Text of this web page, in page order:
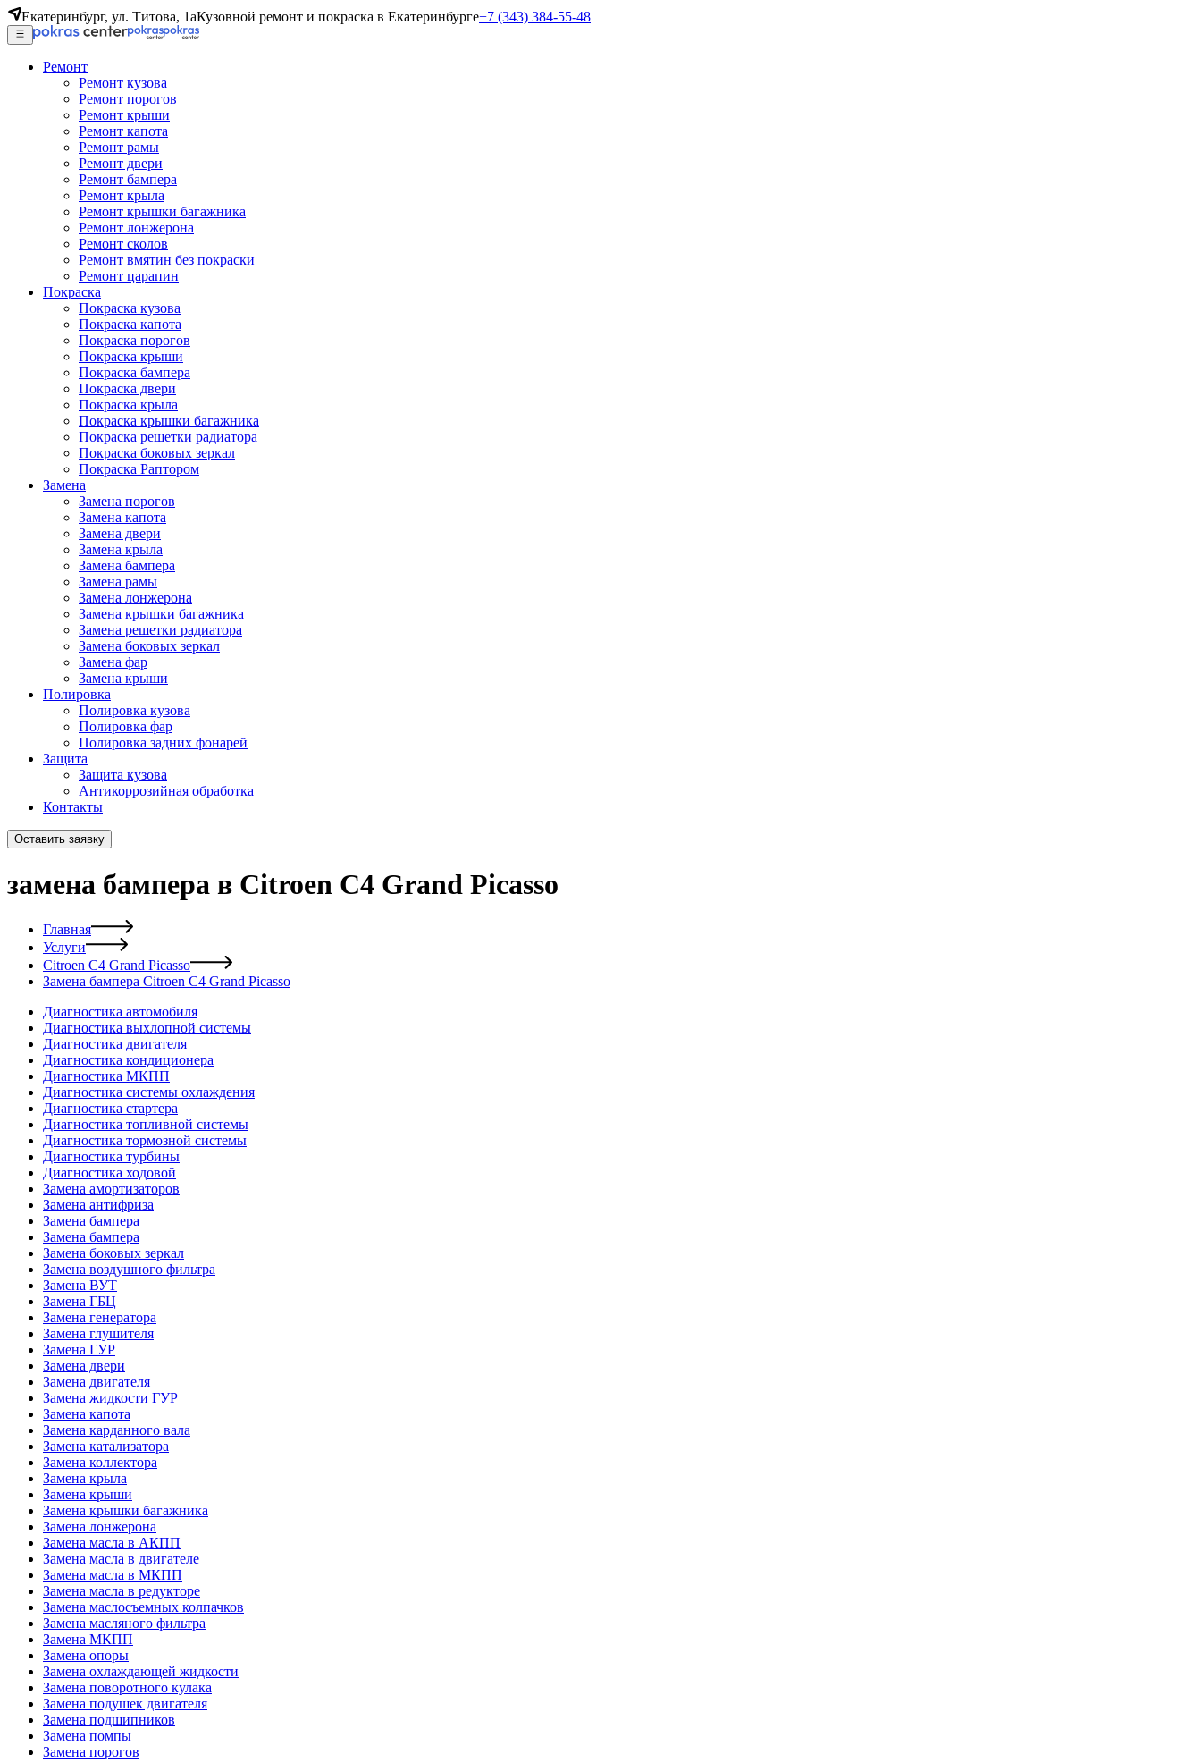
Екатеринбург, ул. Титова, 1аКузовной ремонт и покраска в Екатеринбурге+7 (343) 384-55-48
Ремонт
Ремонт кузова
Ремонт порогов
Ремонт крыши
Ремонт капота
Ремонт рамы
Ремонт двери
Ремонт бампера
Ремонт крыла
Ремонт крышки багажника
Ремонт лонжерона
Ремонт сколов
Ремонт вмятин без покраски
Ремонт царапин
Покраска
Покраска кузова
Покраска капота
Покраска порогов
Покраска крыши
Покраска бампера
Покраска двери
Покраска крыла
Покраска крышки багажника
Покраска решетки радиатора
Покраска боковых зеркал
Покраска Раптором
Замена
Замена порогов
Замена капота
Замена двери
Замена крыла
Замена бампера
Замена рамы
Замена лонжерона
Замена крышки багажника
Замена решетки радиатора
Замена боковых зеркал
Замена фар
Замена крыши
Полировка
Полировка кузова
Полировка фар
Полировка задних фонарей
Защита
Защита кузова
Антикоррозийная обработка
Контакты
Оставить заявку
замена бампера в Citroen C4 Grand Picasso
Главная
Услуги
Citroen C4 Grand Picasso
Замена бампера Citroen C4 Grand Picasso
Диагностика автомобиля
Диагностика выхлопной системы
Диагностика двигателя
Диагностика кондиционера
Диагностика МКПП
Диагностика системы охлаждения
Диагностика стартера
Диагностика топливной системы
Диагностика тормозной системы
Диагностика турбины
Диагностика ходовой
Замена амортизаторов
Замена антифриза
Замена бампера
Замена бампера
Замена боковых зеркал
Замена воздушного фильтра
Замена ВУТ
Замена ГБЦ
Замена генератора
Замена глушителя
Замена ГУР
Замена двери
Замена двигателя
Замена жидкости ГУР
Замена капота
Замена карданного вала
Замена катализатора
Замена коллектора
Замена крыла
Замена крыши
Замена крышки багажника
Замена лонжерона
Замена масла в АКПП
Замена масла в двигателе
Замена масла в МКПП
Замена масла в редукторе
Замена маслосъемных колпачков
Замена масляного фильтра
Замена МКПП
Замена опоры
Замена охлаждающей жидкости
Замена поворотного кулака
Замена подушек двигателя
Замена подшипников
Замена помпы
Замена порогов